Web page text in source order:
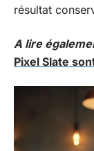
résultat
A lire
Pixel Slate